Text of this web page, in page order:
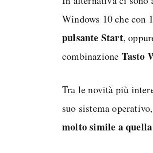
Windows 10 che con
pulsante Start,
combinazione Tasto
Tra le novità più
suo sistema operativo,
molto simile a